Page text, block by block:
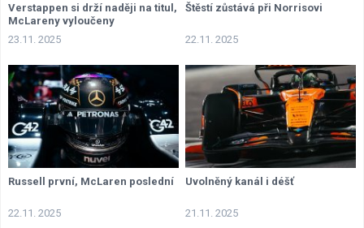
Verstappen si drží naději na titul,
McLareny vyloučeny
23.11. 2025
Štěstí zůstává při Norrisovi
22.11. 2025
Russell první, McLaren poslední
22.11. 2025
Uvolněný kanál i déšť
21.11. 2025